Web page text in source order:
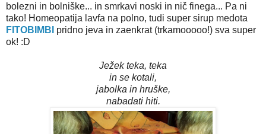
bolezni in bolniške... in smrkavi noski in nič finega... Pa ni
tako! Homeopatija lavfa na polno, tudi super sirup medota
FITOBIMBI pridno jeva in zaenkrat (trkamooooo!) sva super
ok! :D
Ježek teka, teka
in se kotali,
jabolka in hruške,
nabadati hiti.